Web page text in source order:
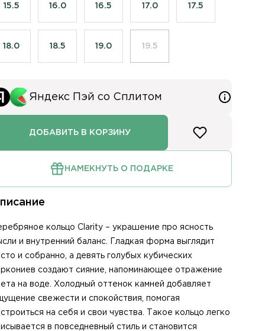
15.5 16.0 16.5 17.0 17.5
18.0 18.5 19.0 19.5
Яндекс Пэй со Сплитом
ДОБАВИТЬ В КОРЗИНУ
НАМЕКНУТЬ О ПОДАРКЕ
заказа доставкой
стр. 1
кольцо Clarity – украшение про ясность
и внутренний баланс. Гладкая форма выглядит
и собранно, а девять голубых кубических
создают сияние, напоминающее отражение
на воде. Холодный оттенок камней добавляет
свежести и спокойствия, помогая
на себя и свои чувства. Такое кольцо легко
в повседневный стиль и становится